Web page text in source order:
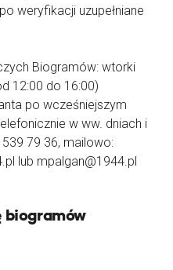
weryfikacji uzupełniane
Biogramów: wtorki
12:00 do 16:00)
po wcześniejszym
w ww. dniach i
79 36, mailowo:
lub mpalgan@1944.pl
biogramów